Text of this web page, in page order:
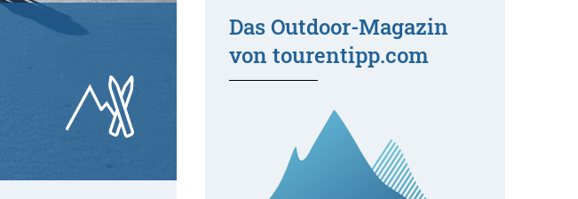
Das Outdoor-Magazin
von tourentipp.com